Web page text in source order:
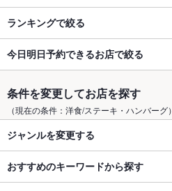
ランキングで絞る
今日明日予約できるお店で絞る
条件を変更してお店を探す
（現在の条件：洋食/ステーキ・ハンバーグ）
ジャンルを変更する
おすすめのキーワードから探す